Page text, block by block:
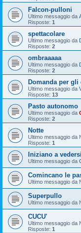
Falcon-pulloni
Ultimo messaggio da
Risposte: 1
spettacolare
Ultimo messaggio da
Risposte: 2
ombraaaaa
Ultimo messaggio da
Risposte: 2
Domanda per gli
Ultimo messaggio da
Risposte: 13
Pasto autonomo
Ultimo messaggio da
Risposte: 2
Notte
Ultimo messaggio da
Risposte: 1
Iniziano a
Ultimo messaggio da
Comincano le
Ultimo messaggio da
Superpullo
Ultimo messaggio da
CUCU'
Ultimo messaggio da
Risposte: 1